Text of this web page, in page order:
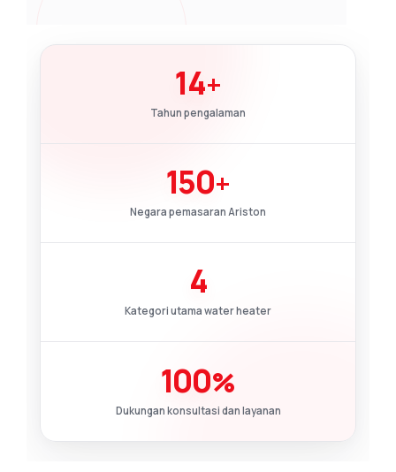
14+
Tahun pengalaman
150+
Negara pemasaran Ariston
4
Kategori utama water heater
100%
Dukungan konsultasi dan layanan